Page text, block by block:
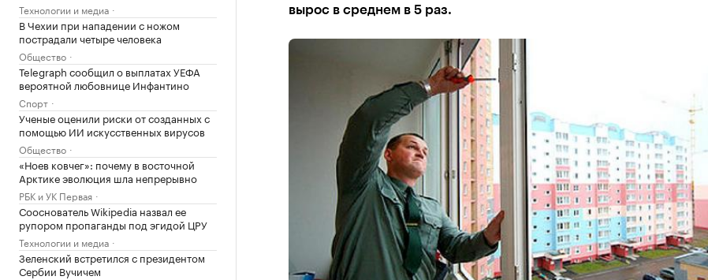
Технологии и медиа
В Чехии при нападении с ножом
пострадали четыре человека
Общество
Telegraph сообщил о выплатах УЕФА
вероятной любовнице Инфантино
Спорт
Ученые оценили риски от созданных с
помощью ИИ искусственных вирусов
Общество
«Ноев ковчег»: почему в восточной
Арктике эволюция шла непрерывно
РБК и УК Первая
Сооснователь Wikipedia назвал ее
рупором пропаганды под эгидой ЦРУ
Технологии и медиа
Зеленский встретился с президентом
Сербии Вучичем
вырос в среднем в 5 раз.